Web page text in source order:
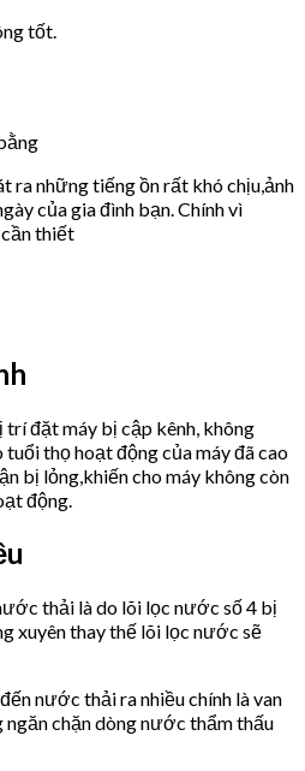
tốt.
ra những tiếng ồn rất khó chịu,ảnh
của gia đình bạn. Chính vì
thiết
đặt máy bị cập kênh, không
thọ hoạt động của máy đã cao
bị lỏng,khiến cho máy không còn
động.
thải là do lõi lọc nước số 4 bị
xuyên thay thế lõi lọc nước sẽ
nước thải ra nhiều chính là van
ngăn chặn dòng nước thẩm thấu